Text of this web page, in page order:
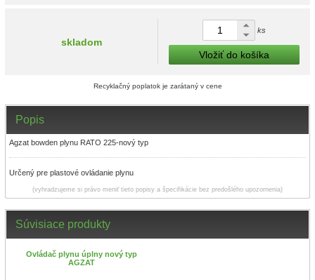
skladom
ks
Vložiť do košíka
Recyklačný poplatok je zarátaný v cene
Popis
Agzat bowden plynu RATO 225-nový typ
Určený pre plastové ovládanie plynu
(vyhradzujeme si právo meniť tieto popisy a špecifikácie bez predošlého upozornenia)
Súvisiace produkty
Ovládač plynu úplny nový typ
AGZAT